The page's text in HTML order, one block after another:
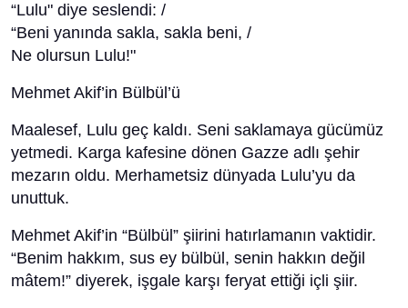
“Lulu" diye seslendi: /
“Beni yanında sakla, sakla beni, /
Ne olursun Lulu!"
Mehmet Akif’in Bülbül’ü
Maalesef, Lulu geç kaldı. Seni saklamaya gücümüz
yetmedi. Karga kafesine dönen Gazze adlı şehir
mezarın oldu. Merhametsiz dünyada Lulu’yu da
unuttuk.
Mehmet Akif’in “Bülbül” şiirini hatırlamanın vaktidir.
“Benim hakkım, sus ey bülbül, senin hakkın değil
mâtem!” diyerek, işgale karşı feryat ettiği içli şiir.